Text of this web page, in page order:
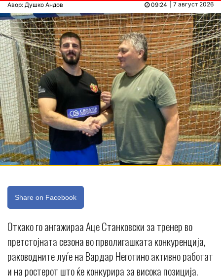
Авор: Душко Андов | 7 август 2026
09:24
Share on Facebook
Откако го ангажираа Аце Станковски за тренер во
претстојната сезона во прволигашката конкуренција,
раководните луѓе на Вардар Неготино активно работат
и на ростерот што ќе конкурира за висока позиција.